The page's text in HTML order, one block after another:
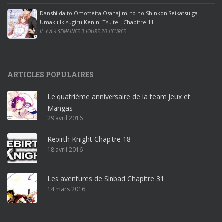
e
2
0
1
r
o
ff
i
c
e
3
r
Danshi da to Omotteita Osanajimi to no Shinkon Seikatsu ga
Umaku Ikisugiru Ken ni Tsuite - Chapitre 11
IL Y A 4 SEMAINES 3 JOURS 20 HEURES
ARTICLES POPULAIRES
Le quatrième anniversaire de la team Jeux et
Mangas
29 avril 2016
Rebirth Knight Chapitre 18
18 avril 2016
Les aventures de Sinbad Chapitre 31
14 mars 2016